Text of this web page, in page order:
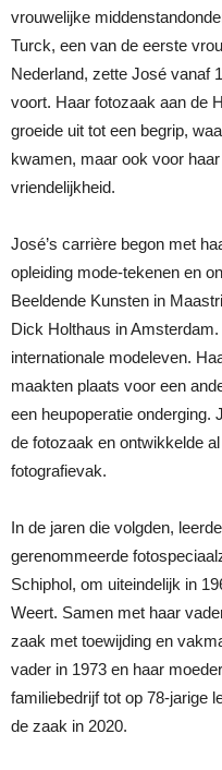
vrouwelijke
Turck, een van de eerste
Nederland, zette José vanaf
voort. Haar fotozaak aan de
groeide uit tot een begrip,
kwamen, maar ook voor
vriendelijkheid.
José’s carrière begon met
opleiding mode-tekenen en
Beeldende Kunsten in
Dick Holthaus in
internationale modeleven.
maakten plaats voor een
een heupoperatie onderging.
de fotozaak en ontwikkelde
fotografievak.
In de jaren die volgden,
gerenommeerde
Schiphol, om uiteindelijk in
Weert. Samen met haar
zaak met toewijding en
vader in 1973 en haar
familiebedrijf tot op 78-jarige
de zaak in 2020.